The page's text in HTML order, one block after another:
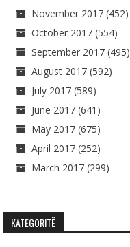
November 2017 (452)
October 2017 (554)
September 2017 (495)
August 2017 (592)
July 2017 (589)
June 2017 (641)
May 2017 (675)
April 2017 (252)
March 2017 (299)
KATEGORITË